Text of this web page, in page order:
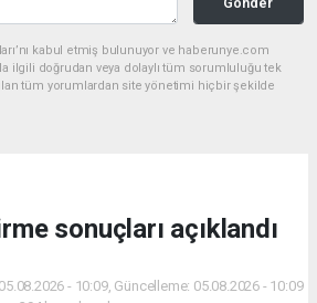
kabul etmiş bulunuyor ve haberunye.com
ilgili doğrudan veya dolaylı tüm sorumluluğu tek
tüm yorumlardan site yönetimi hiçbir şekilde
sonuçları açıklandı
- 10:09, Güncelleme: 05.08.2026 - 10:09